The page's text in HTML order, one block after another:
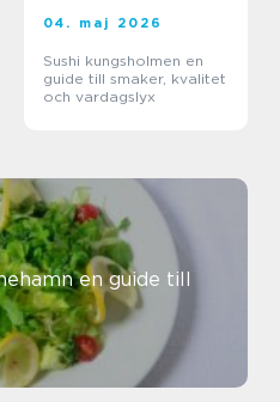
04. maj 2026
Sushi kungsholmen en
guide till smaker, kvalitet
och vardagslyx
guide till